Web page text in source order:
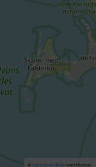
© OpenStreetMapcontributors.